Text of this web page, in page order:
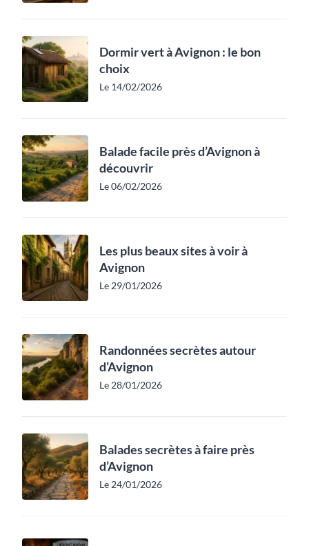
Dormir vert à Avignon : le bon
choix
Le 14/02/2026
Balade facile près d’Avignon à
découvrir
Le 06/02/2026
Les plus beaux sites à voir à
Avignon
Le 29/01/2026
Randonnées secrètes autour
d’Avignon
Le 28/01/2026
Balades secrètes à faire près
d’Avignon
Le 24/01/2026